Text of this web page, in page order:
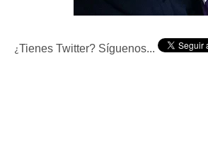
¿Tienes Twitter? Síguenos...